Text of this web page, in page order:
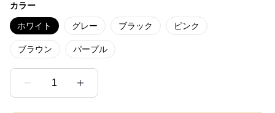
カラー
ホワイト グレー ブラック ピンク
ブラウン パープル
1